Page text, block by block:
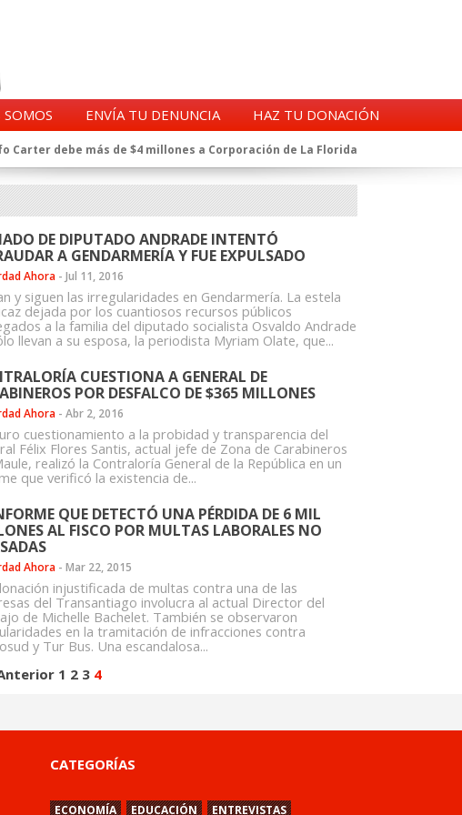
ENVÍA TU DENUNCIA
HAZ TU DONACIÓN
Carter debe más de $4 millones a Corporación de La Florida
de la CIA en Chile tras archivos desclasificados por Trump
exprefecto de Carabineros de Talca por supuesto fraude al
al Alto Mando de la PDI
de Carabineros en el ajedrez del caso Huracán
imputado en caso Huracán, según chats en poder de la Fiscalía
vínculos con jueces del Grupo Arauco de Angelini
La denuncia que Carabineros ignoró
a Clínica Las Condes, vinculada al ministro Jaime Mañalich
de oficiales de la FACH recontratados por la DGAC
DE DIPUTADO ANDRADE INTENTÓ
A GENDARMERÍA Y FUE EXPULSADO
Ahora - Jul 11, 2016
y siguen las irregularidades en Gendarmería. La estela
dejada por los cuantiosos recursos públicos
a la familia del diputado socialista Osvaldo Andrade
llevan a su esposa, la periodista Myriam Olate, que...
CUESTIONA A GENERAL DE
POR DESFALCO DE $365 MILLONES
Ahora - Abr 2, 2016
cuestionamiento a la probidad y transparencia del
Félix Flores Santis, actual jefe de Zona de Carabineros
realizó la Contraloría General de la República en un
que verificó la existencia de...
QUE DETECTÓ UNA PÉRDIDA DE 6 MIL
AL FISCO POR MULTAS LABORALES NO
Ahora - Mar 22, 2015
injustificada de multas contra una de las
del Transantiago involucra al actual Director del
de Michelle Bachelet. También se observaron
en la tramitación de infracciones contra
y Tur Bus. Una escandalosa...
1 2 3 4
CATEGORÍAS
ECONOMÍA EDUCACIÓN ENTREVISTAS